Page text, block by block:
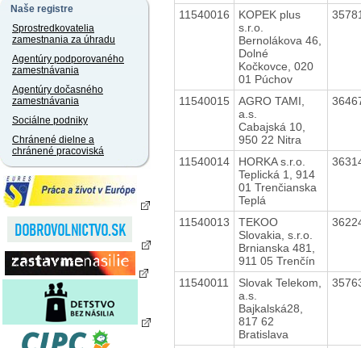
Naše registre
Sprostredkovatelia
zamestnania za úhradu
Agentúry podporovaného
zamestnávania
Agentúry dočasného
zamestnávania
Sociálne podniky
Chránené dielne a
chránené pracoviská
11540016
KOPEK plus
s.r.o.
Bernolákova 46,
Dolné
Kočkovce, 020
01 Púchov
11540015
AGRO TAMI,
a.s.
Cabajská 10,
950 22 Nitra
11540014
HORKA s.r.o.
Teplická 1, 914
01 Trenčianska
Teplá
11540013
TEKOO
Slovakia, s.r.o.
Brnianska 481,
911 05 Trenčín
11540011
Slovak Telekom,
a.s.
Bajkalská28,
817 62
Bratislava